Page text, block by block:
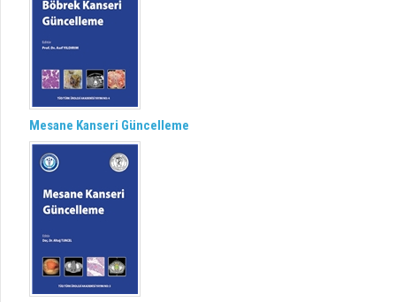
Mesane Kanseri Güncelleme